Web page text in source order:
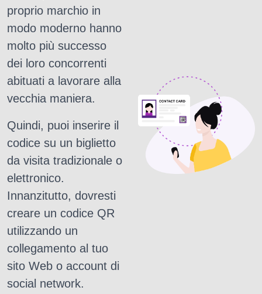
proprio marchio in
modo moderno hanno
molto più successo
dei loro concorrenti
abituati a lavorare alla
vecchia maniera.
Quindi, puoi inserire il
codice su un biglietto
da visita tradizionale o
elettronico.
Innanzitutto, dovresti
creare un codice QR
utilizzando un
collegamento al tuo
sito Web o account di
social network.